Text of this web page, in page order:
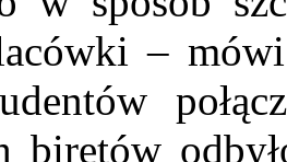
–
biretów